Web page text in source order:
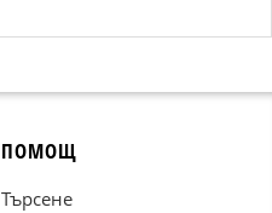
ПОМОЩ
Търсене